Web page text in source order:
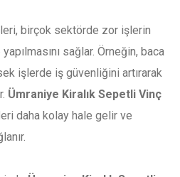
birçok sektörde zor işlerin
sağlar. Örneğin, baca
işlerde iş güvenliğini artırarak
Ümraniye Kiralık Sepetli Vinç
daha kolay hale gelir ve